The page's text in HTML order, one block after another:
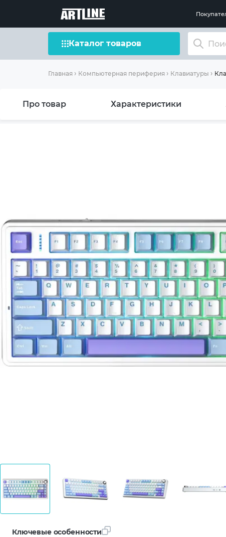
Каталог товаров
Главная Компьютерная периферия Клавиатуры
Про товар Характеристики
Ключевые особенности